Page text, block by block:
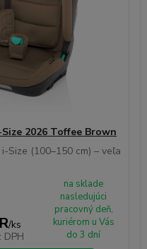
2026 Toffee Brown
Size (100–150 cm) – veľa
/ks
DPH
na sklade
nasledujúci
pracovný deň,
kuriérom u Vás
do 3 dní